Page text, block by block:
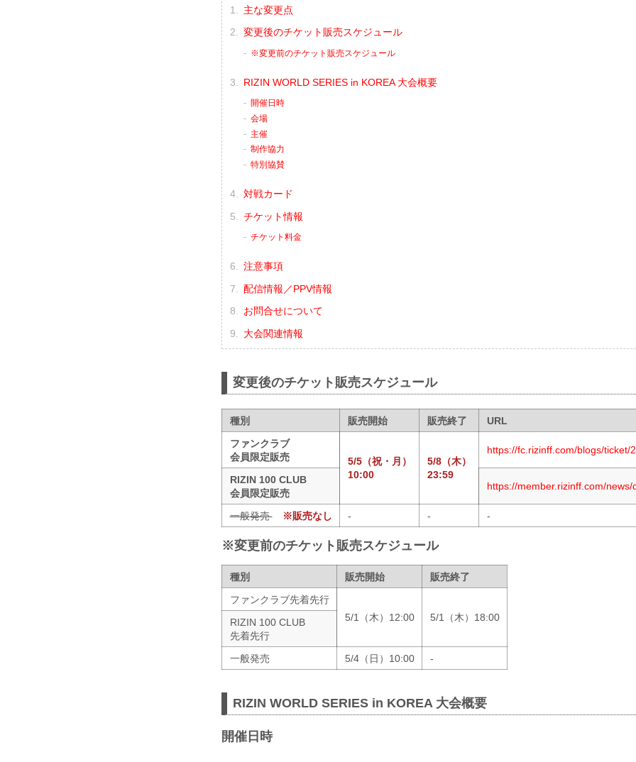
主な変更点
変更後のチケット販売スケジュール
※変更前のチケット販売スケジュール
RIZIN WORLD SERIES in KOREA 大会概要
開催日時
会場
主催
制作協力
特別協賛
対戦カード
チケット情報
チケット料金
注意事項
配信情報／PPV情報
お問合せについて
大会関連情報
変更後のチケット販売スケジュール
種別 販売開始 販売終了
URL
ファンクラブ
会員限定販売
5/5（祝・月）
10:00
5/8（木）
23:59
https://fc.rizinff.com/blogs/ticket/
RIZIN 100 CLUB
会員限定販売
https://member.rizinff.com/news/
一般発売 ※販売なし - - -
※変更前のチケット販売スケジュール
種別 販売開始
販売終了
ファンクラブ先着先行
5/1（木）12:00
5/1（木）18:00
RIZIN 100 CLUB
先着先行
一般発売
5/4（日）10:00 -
RIZIN WORLD SERIES in KOREA 大会概要
開催日時